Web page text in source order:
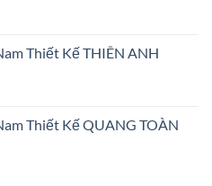
Thiết Kế THIÊN ANH
Thiết Kế QUANG TOÀN